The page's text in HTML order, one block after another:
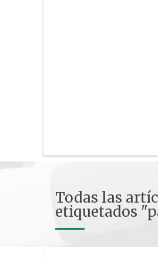
Todas las
etiquetados